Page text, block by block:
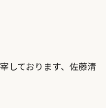
しております、佐藤清